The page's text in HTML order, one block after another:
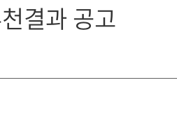
결과 공고